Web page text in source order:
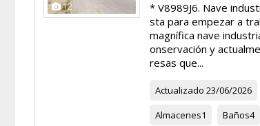
12
* V8989J6. Nave
sta para empezar a
magnífica nave
onservación y
resas que...
Actualizado 23/06/2026
Almacenes1 Baños4